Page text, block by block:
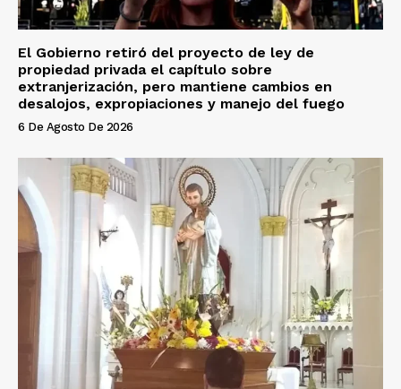
El Gobierno retiró del proyecto de ley de
propiedad privada el capítulo sobre
extranjerización, pero mantiene cambios en
desalojos, expropiaciones y manejo del fuego
6 De Agosto De 2026